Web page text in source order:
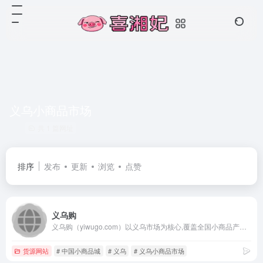
排序 发布 更新 浏览 点赞
义乌购
货源网站 # 中国小商品城 # 义乌 # 义乌小商品市场